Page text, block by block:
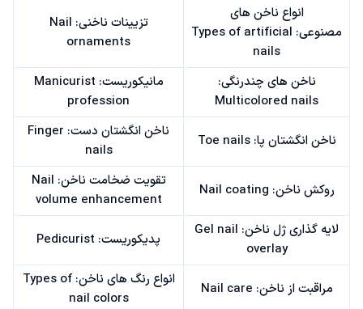
انواع ناخن های
مصنوعی: Types of artificial
nails
تزیینات ناخنی: Nail
ornaments
ناخن های چندرنگی:
Multicolored nails
مانیکوریست: Manicurist
profession
ناخن انگشتان پا: Toe nails
ناخن انگشتان دست: Finger
nails
روکش ناخن: Nail coating
تقویت ضخامت ناخن: Nail
volume enhancement
لایه گذاری ژل ناخن: Gel nail
overlay
پدیکوریست: Pedicurist
مراقبت از ناخن: Nail care
انواع رنگ های ناخن: Types of
nail colors